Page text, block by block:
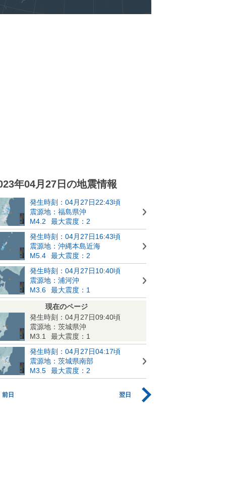
年04月27日の地震情報
発生時刻：04月27日22:43頃
震源地：福島県沖
M4.2
最大震度：2
発生時刻：04月27日16:43頃
震源地：沖縄本島近海
M5.4
最大震度：2
発生時刻：04月27日10:40頃
震源地：浦河沖
M3.6
最大震度：1
現在のページ
発生時刻：04月27日09:40頃
震源地：茨城県沖
M3.1
最大震度：1
発生時刻：04月27日04:17頃
震源地：茨城県南部
M3.5
最大震度：2
前日 翌日